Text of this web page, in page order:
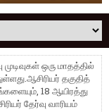
முடிவுகள் ஒரு மாதத்தில்
தகுதித்
18 ஆயிரத்து
தேர்வு வாரியம்